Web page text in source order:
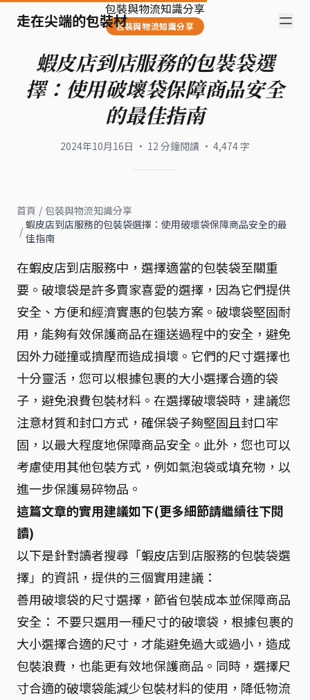
走在尖端的包裝材
包裝與物流知識分享
包裝與物流知識分享
蝦皮店到店服務的包裝袋選
擇：使用破壞袋保障商品安全
的最佳指南
2024年10月16日 · 12 分鐘閱讀 · 4,474字
首頁 / 包裝與物流知識分享
/ 蝦皮店到店服務的包裝袋選擇：使用破壞袋保障商品安全的最
佳指南
在蝦皮店到店服務中，選擇適當的包裝袋至關重
要。破壞袋是許多賣家喜愛的選擇，因為它們提供
安全、方便和經濟實惠的包裝方案。破壞袋堅固耐
用，能夠有效保護商品在運送過程中的安全，避免
因外力碰撞或擠壓而造成損壞。它們的尺寸選擇也
十分靈活，您可以根據包裹的大小選擇合適的袋
子，避免浪費包裝材料。在選擇破壞袋時，建議您
注意材質和封口方式，確保袋子夠堅固且封口牢
固，以最大程度地保障商品安全。此外，您也可以
考慮使用其他包裝方式，例如氣泡袋或填充物，以
進一步保護易碎物品。
這篇文章的實用建議如下(更多細節請繼續往下閱
讀)
以下是針對讀者搜尋「蝦皮店到店服務的包裝袋選
擇」的資訊，提供的三個實用建議：
善用破壞袋的尺寸選擇，節省包裝成本並保障商品
安全： 不要只選用一種尺寸的破壞袋，根據包裹的
大小選擇合適的尺寸，才能避免過大或過小，造成
包裝浪費，也能更有效地保護商品。同時，選擇尺
寸合適的破壞袋能減少包裝材料的使用，降低物流